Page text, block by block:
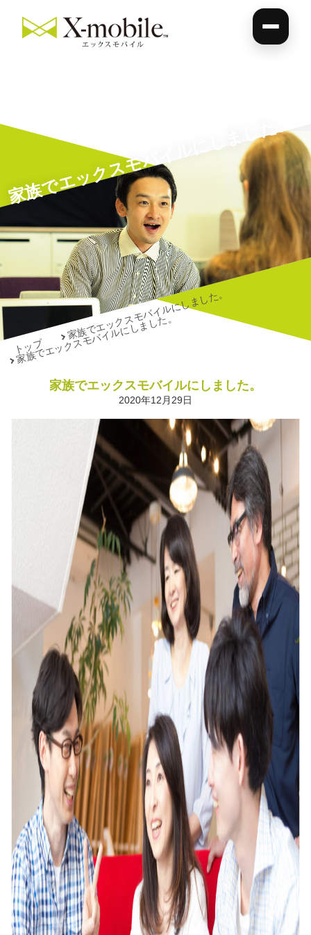
家族でエックスモバイルにしました。
トップ
家族でエックスモバイルにしました。
家族でエックスモバイルにしました。
家族でエックスモバイルにしました。
2020年12月29日